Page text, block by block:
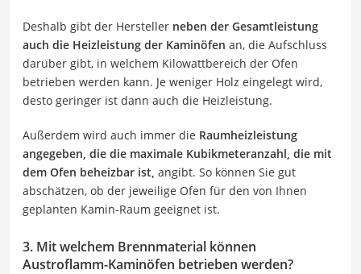
Deshalb gibt der Hersteller neben der Gesamtleistung
auch die Heizleistung der Kaminöfen an, die Aufschluss
darüber gibt, in welchem Kilowattbereich der Ofen
betrieben werden kann. Je weniger Holz eingelegt wird,
desto geringer ist dann auch die Heizleistung.
Außerdem wird auch immer die Raumheizleistung
angegeben, die die maximale Kubikmeteranzahl, die mit
dem Ofen beheizbar ist, angibt. So können Sie gut
abschätzen, ob der jeweilige Ofen für den von Ihnen
geplanten Kamin-Raum geeignet ist.
3. Mit welchem Brennmaterial können
Austroflamm-Kaminöfen betrieben werden?